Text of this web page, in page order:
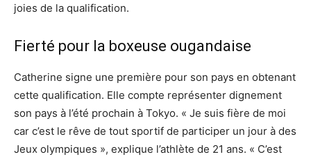
joies de la qualification.
Fierté pour la boxeuse ougandaise
Catherine signe une première pour son pays en obtenant
cette qualification. Elle compte représenter dignement
son pays à l’été prochain à Tokyo. « Je suis fière de moi
car c’est le rêve de tout sportif de participer un jour à des
Jeux olympiques », explique l’athlète de 21 ans. « C’est